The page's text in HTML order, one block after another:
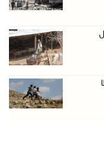
يق ...